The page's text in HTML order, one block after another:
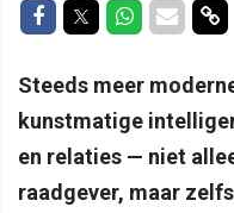
Delen op Facebook
Delen op Twitter
Delen op
Delen
Steeds meer
kunstmatige
en relaties — niet
raadgever, maar